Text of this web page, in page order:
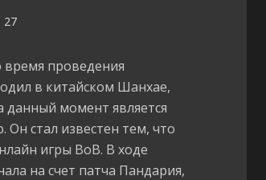
27
время проведения
в китайском Шанхае,
момент является
стал известен тем, что
игры ВоВ. В ходе
на счет патча Пандария,